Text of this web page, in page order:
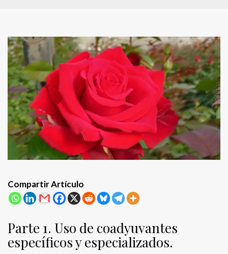
Compartir Artículo
Parte 1. Uso de coadyuvantes
específicos y especializados.